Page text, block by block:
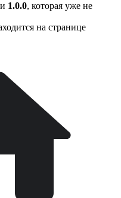
1.0.0, которая уже не
на странице